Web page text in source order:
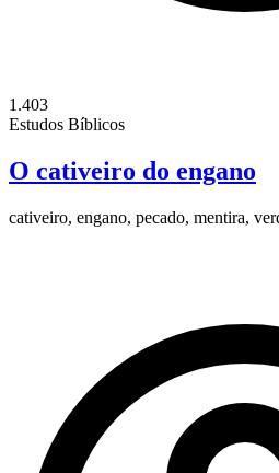
1.403
Estudos Bíblicos
O cativeiro do engano
cativeiro, engano, pecado, mentira,